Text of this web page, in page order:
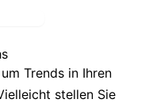
Trends in Ihren
stellen Sie